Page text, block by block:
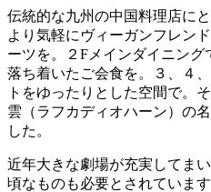
伝統的な九州の中国料理店に
より気軽にヴィーガンフレン
ーツを。２Fメインダイニン
落ち着いたご会食を。３、４
トをゆったりとした空間で。
雲（ラフカディオハーン）の
した。
近年大きな劇場が充実してま
頃なものも必要とされていま